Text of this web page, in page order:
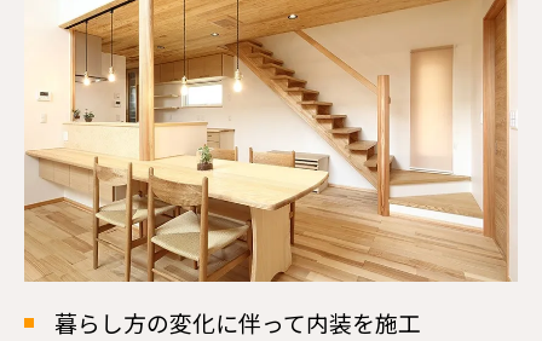
暮らし方の変化に伴って内装を施工